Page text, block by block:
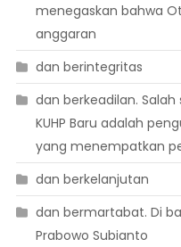
menegaskan bahwa
anggaran
dan berintegritas
dan berkeadilan.
KUHP Baru adalah
yang menempatkan
dan berkelanjutan
dan bermartabat. Di
Prabowo Subianto